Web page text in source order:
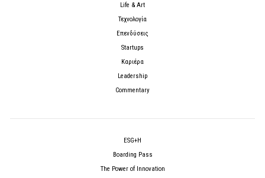
Life & Art
Τεχνολογία
Επενδύσεις
Startups
Καριέρα
Leadership
Commentary
ESG+H
Boarding Pass
The Power of Innovation